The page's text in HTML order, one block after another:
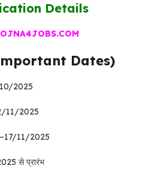
Details
(Important Dates)
10/2025
11/2025
11/2025
से प्रारंभ